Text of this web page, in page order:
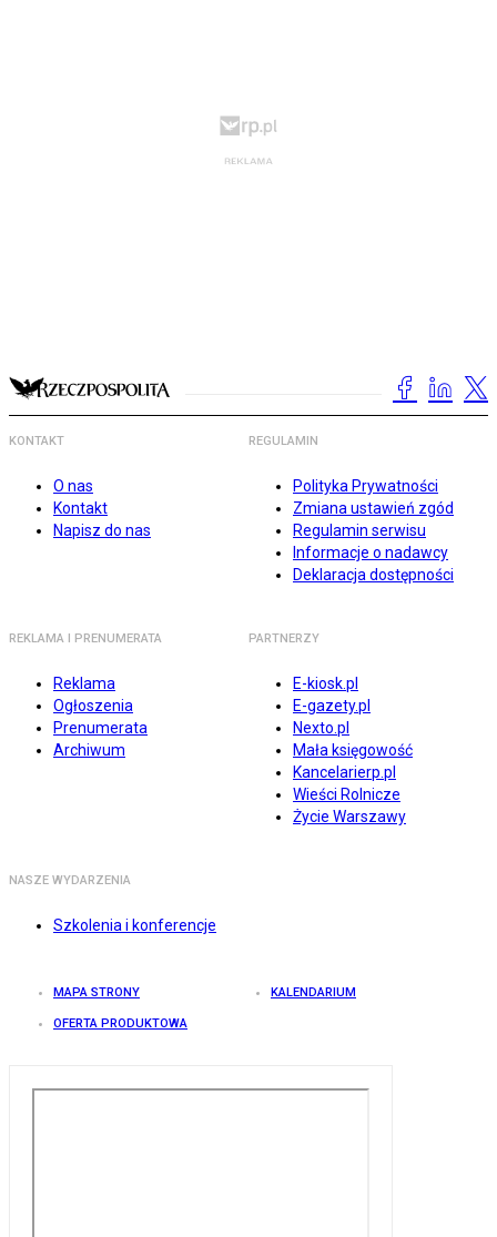
KONTAKT
O nas
Kontakt
Napisz do nas
REGULAMIN
Polityka Prywatności
Zmiana ustawień zgód
Regulamin serwisu
Informacje o nadawcy
Deklaracja dostępności
REKLAMA I PRENUMERATA
Reklama
Ogłoszenia
Prenumerata
Archiwum
PARTNERZY
E-kiosk.pl
E-gazety.pl
Nexto.pl
Mała księgowość
Kancelarierp.pl
Wieści Rolnicze
Życie Warszawy
NASZE WYDARZENIA
Szkolenia i konferencje
MAPA STRONY KALENDARIUM
OFERTA PRODUKTOWA